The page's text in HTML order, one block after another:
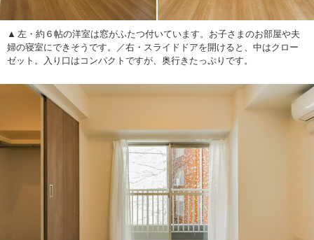
左・約６帖の洋室は窓がふたつ付いています。お子さまのお部屋や夫
婦の寝室にできそうです。／右・スライドドアを開けると、中はクロー
ゼット。入り口はコンパクトですが、奥行きたっぷりです。